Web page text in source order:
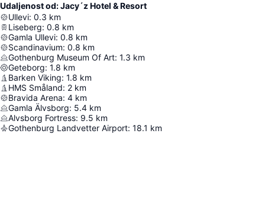
Udaljenost od: Jacy´z Hotel & Resort
Ullevi: 0.3 km
Liseberg: 0.8 km
Gamla Ullevi: 0.8 km
Scandinavium: 0.8 km
Gothenburg Museum Of Art: 1.3 km
Geteborg: 1.8 km
Barken Viking: 1.8 km
HMS Småland: 2 km
Bravida Arena: 4 km
Gamla Älvsborg: 5.4 km
Alvsborg Fortress: 9.5 km
Gothenburg Landvetter Airport: 18.1 km